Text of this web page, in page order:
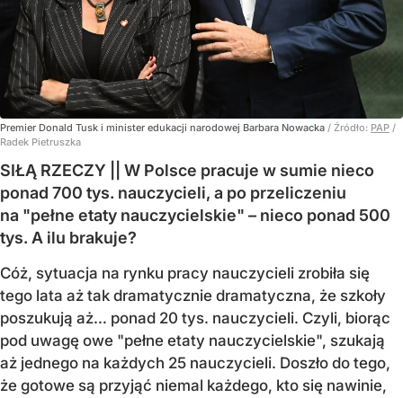
Premier Donald Tusk i minister edukacji narodowej Barbara Nowacka / Źródło: PAP /
Radek Pietruszka
SIŁĄ RZECZY || W Polsce pracuje w sumie nieco
ponad 700 tys. nauczycieli, a po przeliczeniu
na "pełne etaty nauczycielskie" – nieco ponad 500
tys. A ilu brakuje?
Cóż, sytuacja na rynku pracy nauczycieli zrobiła się
tego lata aż tak dramatycznie dramatyczna, że szkoły
poszukują aż… ponad 20 tys. nauczycieli. Czyli, biorąc
pod uwagę owe "pełne etaty nauczycielskie", szukają
aż jednego na każdych 25 nauczycieli. Doszło do tego,
że gotowe są przyjąć niemal każdego, kto się nawinie,